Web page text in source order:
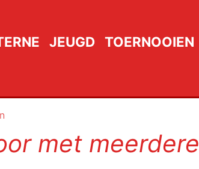
JEUGD TOERNOOIEN
met meerdere